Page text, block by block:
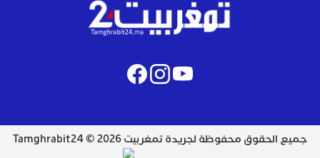
جميع الحقوق محفوظة لجريدة تمغربيت 2026 © Tamghrabit24